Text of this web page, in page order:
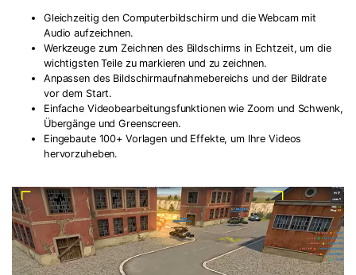
Gleichzeitig den Computerbildschirm und die Webcam mit
Audio aufzeichnen.
Werkzeuge zum Zeichnen des Bildschirms in Echtzeit, um die
wichtigsten Teile zu markieren und zu zeichnen.
Anpassen des Bildschirmaufnahmebereichs und der Bildrate
vor dem Start.
Einfache Videobearbeitungsfunktionen wie Zoom und Schwenk,
Übergänge und Greenscreen.
Eingebaute 100+ Vorlagen und Effekte, um Ihre Videos
hervorzuheben.